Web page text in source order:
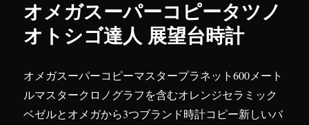
オメガスーパーコピータツノ
オトシゴ達人 展望台時計
オメガスーパーコピーマスタープラネット600メート
ルマスタークロノグラフを含むオレンジセラミック
ベゼルとオメガから3つブランド時計コピー新しいバ